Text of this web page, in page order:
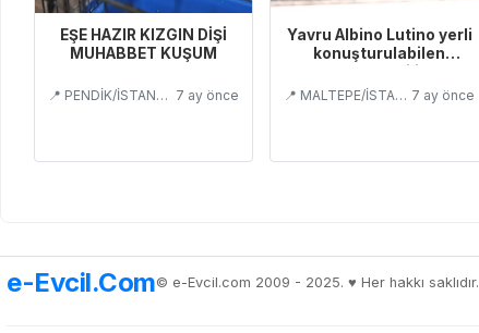
EŞE HAZIR KIZGIN DİŞİ
MUHABBET KUŞUM
📍 PENDİK/İSTANBUL 7 ay önce
Yavru Albino Lutino yerli
konuşturulabilen
📍 MALTEPE/İSTANBUL 7 ay önce
e-Evcil.Com© e-Evcil.com 2009 - 2025. ♥️ Her hakkı saklıdır.